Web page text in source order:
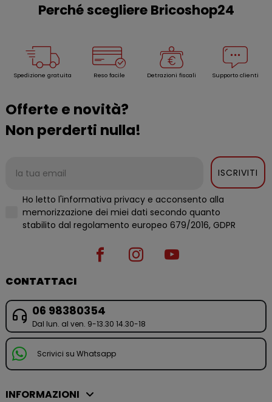
Perché scegliere Bricoshop24
Spedizione gratuita Reso facile Detrazioni fiscali Supporto clienti
Offerte e novità?
Non perderti nulla!
ISCRIVITI
Ho letto l'informativa privacy e acconsento alla
memorizzazione dei miei dati secondo quanto
stabilito dal regolamento europeo 679/2016, GDPR
CONTATTACI
06 98380354
Dal lun. al ven. 9-13.30 14.30-18
Scrivici su Whatsapp
INFORMAZIONI